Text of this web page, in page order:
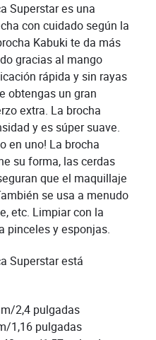
Superstar es una
con cuidado según la
Kabuki te da más
gracias al mango
rápida y sin rayas
obtengas un gran
extra. La brocha
y es súper suave.
en uno! La brocha
su forma, las cerdas
que el maquillaje
se usa a menudo
etc. Limpiar con la
pinceles y esponjas.
Superstar está
2,4 pulgadas
1,16 pulgadas